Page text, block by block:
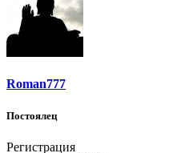
Roman777
Постоялец
Регистрация